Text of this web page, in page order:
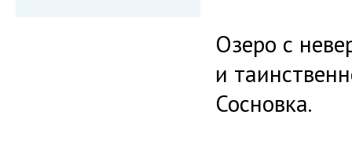
Озеро с
и
Сосновка.